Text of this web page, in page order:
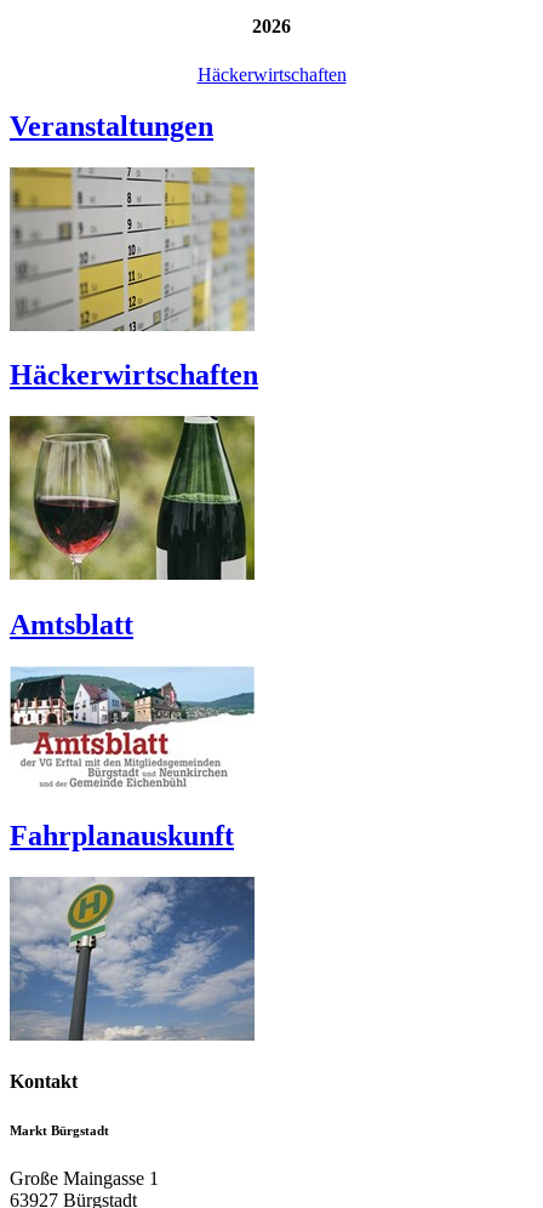
2026
Häckerwirtschaften
Veranstaltungen
Häckerwirtschaften
Amtsblatt
Fahrplanauskunft
Kontakt
Markt Bürgstadt
Große Maingasse 1
63927 Bürgstadt